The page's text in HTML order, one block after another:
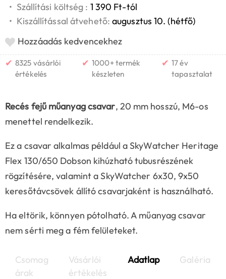
• Szállítási költség : 1 390 Ft-tól
• Kiszállítással átvehető:augusztus 10. (hétfő)
Hozzáadás kedvencekhez
✔ 8325 vásárlói
értékelés
✔ 1000+ termék
készleten
✔ 17 év
tapasztalat
Recés fejű műanyag csavar, 20 mm hosszú, M6-os
menettel rendelkezik.
Ez a csavar alkalmas például a SkyWatcher Heritage
Flex 130/650 Dobson kihúzható tubusrészének
rögzítésére, valamint a SkyWatcher 6x30, 9x50
keresőtávcsövek állító csavarjaként is használható.
Ha eltörik, könnyen pótolható. A műanyag csavar
nem sérti meg a fém felületeket.
Csomag
árak
Vásárlói
értékelés
Adatlap Galéria